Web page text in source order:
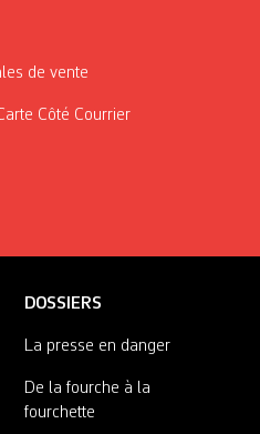
de vente
Côté Courrier
DOSSIERS
La presse en danger
De la fourche à la
fourchette